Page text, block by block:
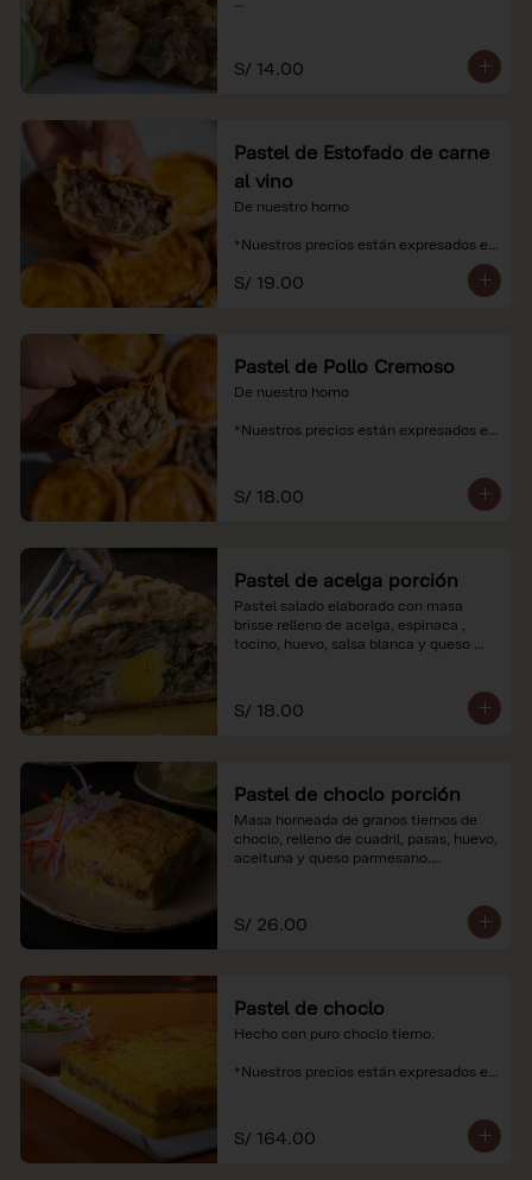
S/ 14.00
Pastel de Estofado de carne
al vino
De nuestro horno
*Nuestros precios están expresados en
recargo al consumo.
S/ 19.00
Pastel de Pollo Cremoso
De nuestro horno
*Nuestros precios están expresados en
S/ 18.00
Pastel de acelga porción
Pastel salado elaborado con masa
brisse relleno de acelga, espinaca ,
tocino, huevo, salsa blanca y queso
*Nuestros precios están expresados en
soles e incluyen impuestos de ley y
S/ 18.00
Pastel de choclo porción
Masa horneada de granos tiernos de
choclo, relleno de cuadril, pasas, huevo,
aceituna y queso parmesano.
soles e incluyen impuestos de ley y
recargo al consumo.
S/ 26.00
Pastel de choclo
Hecho con puro choclo tierno.
*Nuestros precios están expresados en
S/ 164.00